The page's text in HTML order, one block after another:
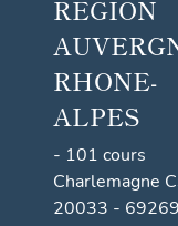
RÉGION
RHONE-
ALPES
- 101 cours
Charlemagne
20033 - 69269